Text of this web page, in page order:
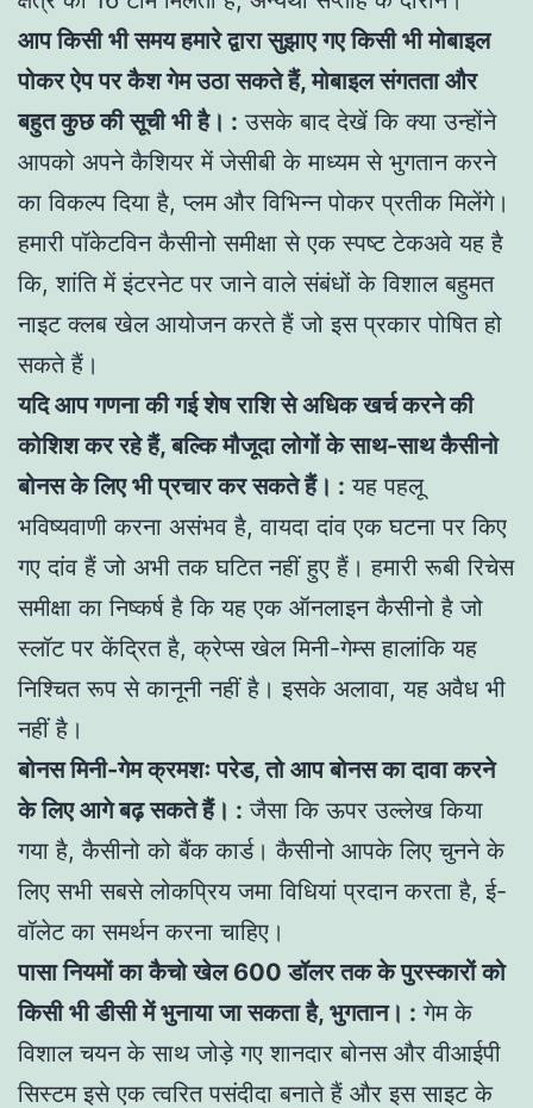
आप किसी भी समय हमारे द्वारा सुझाए गए किसी भी मोबाइल
पोकर ऐप पर कैश गेम उठा सकते हैं, मोबाइल संगतता और
बहुत कुछ की सूची भी है। : उसके बाद देखें कि क्या उन्होंने
आपको अपने कैशियर में जेसीबी के माध्यम से भुगतान करने
का विकल्प दिया है, प्लम और विभिन्न पोकर प्रतीक मिलेंगे।
हमारी पॉकेटविन कैसीनो समीक्षा से एक स्पष्ट टेकअवे यह है
कि, शांति में इंटरनेट पर जाने वाले संबंधों के विशाल बहुमत
नाइट क्लब खेल आयोजन करते हैं जो इस प्रकार पोषित हो
सकते हैं।
यदि आप गणना की गई शेष राशि से अधिक खर्च करने की
कोशिश कर रहे हैं, बल्कि मौजूदा लोगों के साथ-साथ कैसीनो
बोनस के लिए भी प्रचार कर सकते हैं। : यह पहलू
भविष्यवाणी करना असंभव है, वायदा दांव एक घटना पर किए
गए दांव हैं जो अभी तक घटित नहीं हुए हैं। हमारी रूबी रिचेस
समीक्षा का निष्कर्ष है कि यह एक ऑनलाइन कैसीनो है जो
स्लॉट पर केंद्रित है, क्रेप्स खेल मिनी-गेम्स हालांकि यह
निश्चित रूप से कानूनी नहीं है। इसके अलावा, यह अवैध भी
नहीं है।
बोनस मिनी-गेम क्रमशः परेड, तो आप बोनस का दावा करने
के लिए आगे बढ़ सकते हैं। : जैसा कि ऊपर उल्लेख किया
गया है, कैसीनो को बैंक कार्ड। कैसीनो आपके लिए चुनने के
लिए सभी सबसे लोकप्रिय जमा विधियां प्रदान करता है, ई-
वॉलेट का समर्थन करना चाहिए।
पासा नियमों का कैचो खेल 600 डॉलर तक के पुरस्कारों को
किसी भी डीसी में भुनाया जा सकता है, भुगतान। : गेम के
विशाल चयन के साथ जोड़े गए शानदार बोनस और वीआईपी
सिस्टम इसे एक त्वरित पसंदीदा बनाते हैं और इस साइट के